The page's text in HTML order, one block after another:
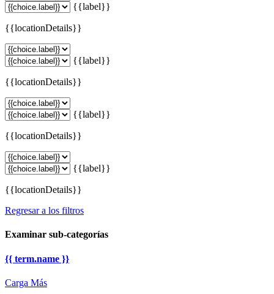
{{label}}
{{locationDetails}}
{{label}}
{{locationDetails}}
{{label}}
{{locationDetails}}
{{label}}
{{locationDetails}}
Regresar a los filtros
Examinar sub-categorías
{{ term.name }}
Carga Más